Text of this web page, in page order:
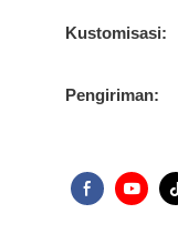
Kustomisasi:
Pengiriman: